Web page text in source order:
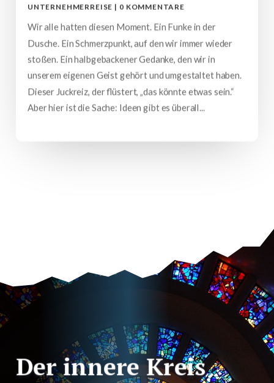
UNTERNEHMERREISE | 0 KOMMENTARE
Wir alle hatten diesen Moment. Ein Funke in der
Dusche. Ein Schmerzpunkt, auf den wir immer wieder
stoßen. Ein halbgebackener Gedanke, den wir in
unserem eigenen Geist gehört und umgestaltet haben.
Dieser Juckreiz, der flüstert, „das könnte etwas sein.“
Aber hier ist die Sache: Ideen gibt es überall...
Der innere Kreis